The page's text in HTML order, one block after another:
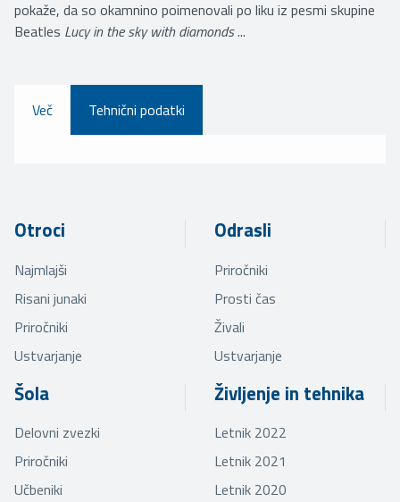
pokaže, da so okamnino poimenovali po liku iz pesmi skupine
Beatles Lucy in the sky with diamonds...
Več Tehnični podatki
Otroci
Najmlajši
Risani junaki
Priročniki
Ustvarjanje
Odrasli
Priročniki
Prosti čas
Živali
Ustvarjanje
Šola
Delovni zvezki
Priročniki
Učbeniki
Življenje in tehnika
Letnik 2022
Letnik 2021
Letnik 2020